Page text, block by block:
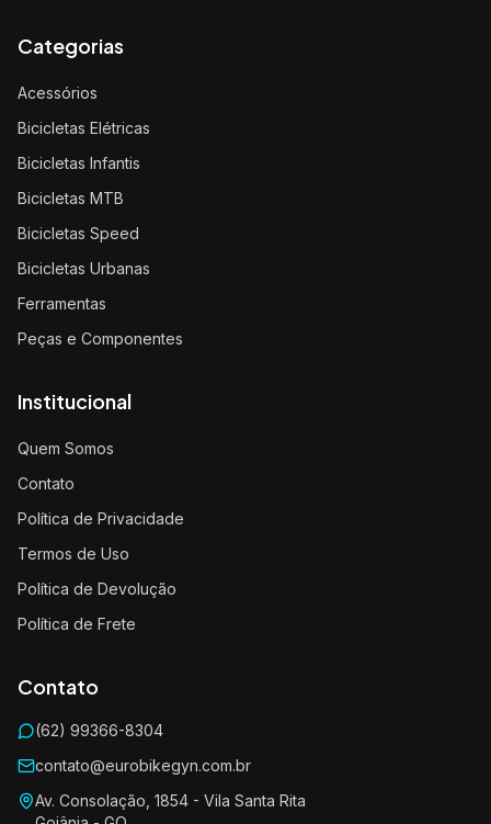
Categorias
Acessórios
Bicicletas Elétricas
Bicicletas Infantis
Bicicletas MTB
Bicicletas Speed
Bicicletas Urbanas
Ferramentas
Peças e Componentes
Institucional
Quem Somos
Contato
Política de Privacidade
Termos de Uso
Política de Devolução
Política de Frete
Contato
(62) 99366-8304
contato@eurobikegyn.com.br
Av. Consolação, 1854 - Vila Santa Rita